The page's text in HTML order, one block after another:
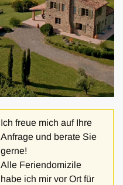
Ich freue mich auf Ihre
Anfrage und berate Sie
gerne!
Alle Feriendomizile
habe ich mir vor Ort für